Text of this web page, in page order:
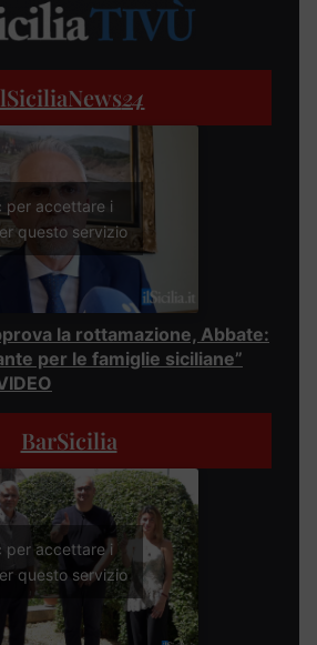
24
per accettare i
questo servizio
la rottamazione, Abbate:
per le famiglie siciliane”
BarSicilia
per accettare i
questo servizio